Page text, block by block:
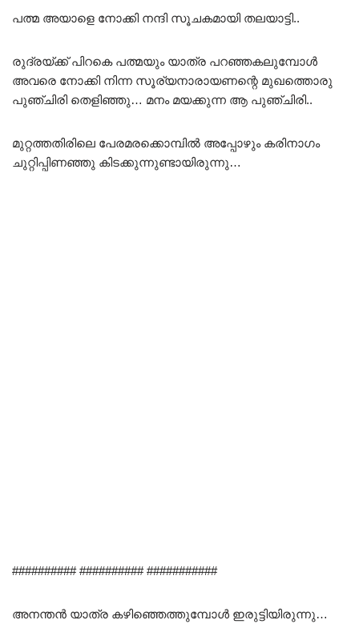
പത്മ അയാളെ നോക്കി നന്ദി സൂചകമായി തലയാട്ടി..
രുദ്രയ്ക്ക് പിറകെ പത്മയും യാത്ര പറഞ്ഞകലുമ്പോൾ
അവരെ നോക്കി നിന്ന സൂര്യനാരായണന്റെ മുഖത്തൊരു
പുഞ്ചിരി തെളിഞ്ഞു… മനം മയക്കുന്ന ആ പുഞ്ചിരി..
മുറ്റത്തതിരിലെ പേരമരക്കൊമ്പിൽ അപ്പോഴും കരിനാഗം
ചുറ്റിപ്പിണഞ്ഞു കിടക്കുന്നുണ്ടായിരുന്നു…
########## ########## ###########
അനന്തൻ യാത്ര കഴിഞ്ഞെത്തുമ്പോൾ ഇരുട്ടിയിരുന്നു…